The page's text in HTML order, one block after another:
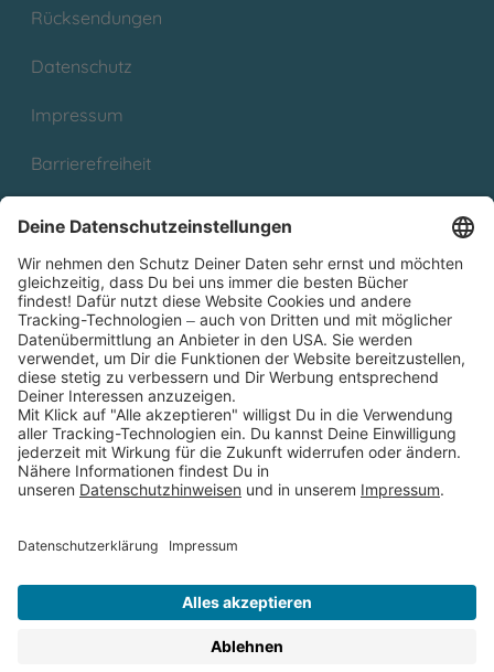
Rücksendungen
Datenschutz
Impressum
Barrierefreiheit
Partnerprogramm (Affiliate)
Folge uns auf
* Versandkostenfrei ab 9,00 € Bestellwert innerhalb
Deutschlands
** Lieferzeit 1-3 Werktage innerhalb Deutschlands
Thienemann-Esslinger Verlag GmbH, Blumenstraße 36, D-70182